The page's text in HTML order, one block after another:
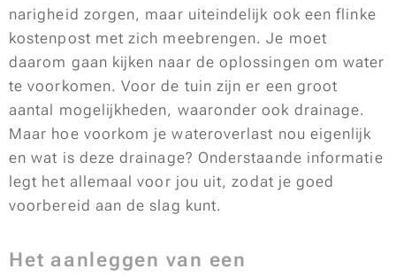
narigheid zorgen, maar uiteindelijk ook een flinke
kostenpost met zich meebrengen. Je moet
daarom gaan kijken naar de oplossingen om water
te voorkomen. Voor de tuin zijn er een groot
aantal mogelijkheden, waaronder ook drainage.
Maar hoe voorkom je wateroverlast nou eigenlijk
en wat is deze drainage? Onderstaande informatie
legt het allemaal voor jou uit, zodat je goed
voorbereid aan de slag kunt.
Het aanleggen van een